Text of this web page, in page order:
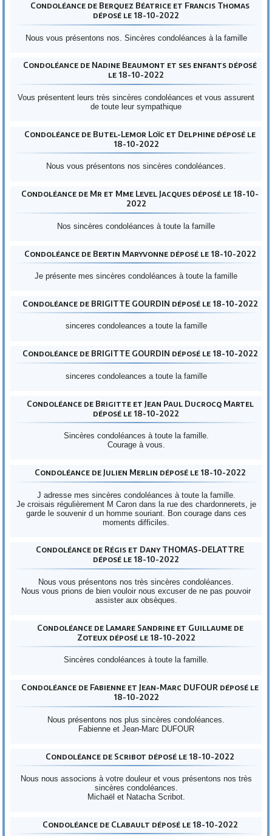
Condoléance de Berquez Béatrice et Francis Thomas
déposé le 18-10-2022
Nous vous présentons nos. Sincères condoléances à la famille
Condoléance de Nadine Beaumont et ses enfants déposé
le 18-10-2022
Vous présentent leurs très sincères condoléances et vous assurent
de toute leur sympathique
Condoléance de Butel-Lemor Loïc et Delphine déposé le
18-10-2022
Nous vous présentons nos sincères condoléances.
Condoléance de Mr et Mme Level Jacques déposé le 18-10-
2022
Nos sincères condoléances à toute la famille
Condoléance de Bertin Maryvonne déposé le 18-10-2022
Je présente mes sincères condoléances à toute la famille
Condoléance de BRIGITTE GOURDIN déposé le 18-10-2022
sinceres condoleances a toute la famille
Condoléance de BRIGITTE GOURDIN déposé le 18-10-2022
sinceres condoleances a toute la famille
Condoléance de Brigitte et Jean Paul Ducrocq Martel
déposé le 18-10-2022
Sincères condoléances à toute la famille.
Courage à vous.
Condoléance de Julien Merlin déposé le 18-10-2022
J adresse mes sincères condoléances à toute la famille.
Je croisais régulièrement M Caron dans la rue des chardonnerets, je
garde le souvenir d un homme souriant. Bon courage dans ces
moments difficiles.
Condoléance de Régis et Dany THOMAS-DELATTRE
déposé le 18-10-2022
Nous vous présentons nos très sincères condoléances.
Nous vous prions de bien vouloir nous excuser de ne pas pouvoir
assister aux obsèques.
Condoléance de Lamare Sandrine et Guillaume de
Zoteux déposé le 18-10-2022
Sincères condoléances à toute la famille.
Condoléance de Fabienne et Jean-Marc DUFOUR déposé le
18-10-2022
Nous présentons nos plus sincères condoléances.
Fabienne et Jean-Marc DUFOUR
Condoléance de Scribot déposé le 18-10-2022
Nous nous associons à votre douleur et vous présentons nos très
sincères condoléances.
Michaël et Natacha Scribot.
Condoléance de Clabault déposé le 18-10-2022